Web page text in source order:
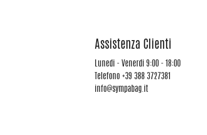
Assistenza Clienti
Lunedi - Venerdi 9:00 - 18:00
Telefono +39 388 3727381
info@sympabag.it